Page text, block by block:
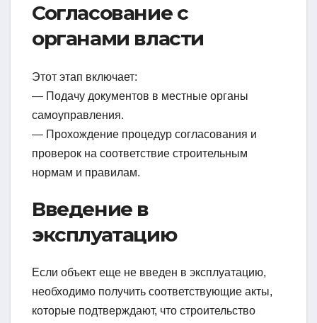
Согласование с
органами власти
Этот этап включает:
— Подачу документов в местные органы
самоуправления.
— Прохождение процедур согласования и
проверок на соответствие строительным
нормам и правилам.
Введение в
эксплуатацию
Если объект еще не введен в эксплуатацию,
необходимо получить соответствующие акты,
которые подтверждают, что строительство